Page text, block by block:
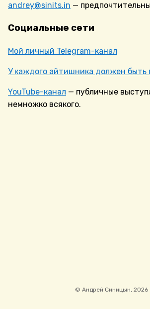
andrey@sinits.in —
Социальные сети
Мой личный Telegram-канал
У каждого айтишника должен быть
YouTube-канал — публичные
немножко всякого.
© Андрей Синицын, 2026